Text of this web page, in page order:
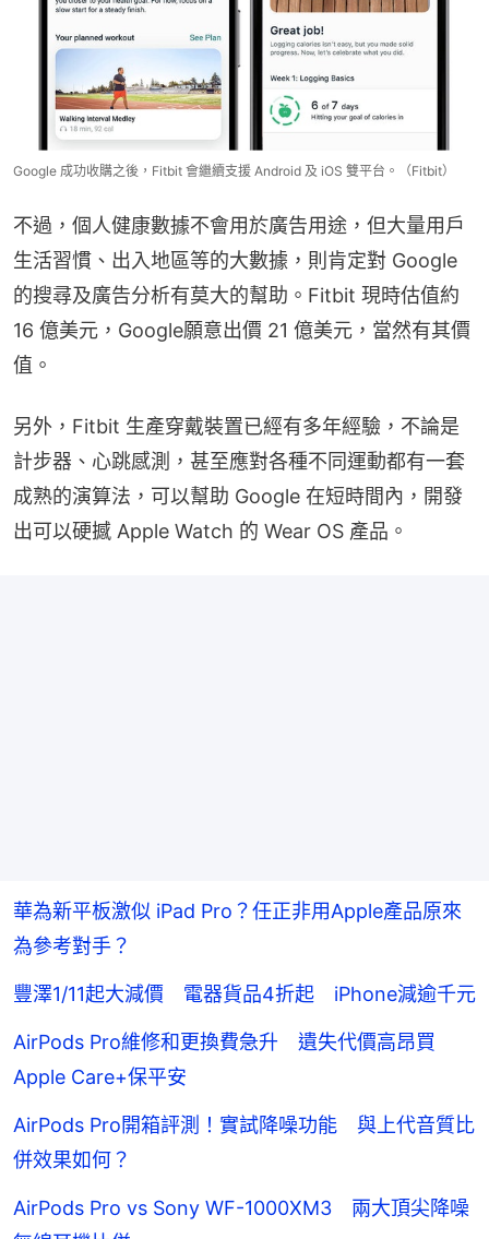
Google 成功收購之後，Fitbit 會繼續支援 Android 及 iOS 雙平台。（Fitbit）
不過，個人健康數據不會用於廣告用途，但大量用戶
生活習慣、出入地區等的大數據，則肯定對 Google
的搜尋及廣告分析有莫大的幫助。Fitbit 現時估值約
16 億美元，Google願意出價 21 億美元，當然有其價
值。
另外，Fitbit 生產穿戴裝置已經有多年經驗，不論是
計步器、心跳感測，甚至應對各種不同運動都有一套
成熟的演算法，可以幫助 Google 在短時間內，開發
出可以硬撼 Apple Watch 的 Wear OS 產品。
華為新平板激似 iPad Pro？任正非用Apple產品原來
為參考對手？
豐澤1/11起大減價 電器貨品4折起 iPhone減逾千元
AirPods Pro維修和更換費急升 遺失代價高昂買
Apple Care+保平安
AirPods Pro開箱評測！實試降噪功能 與上代音質比
併效果如何？
AirPods Pro vs Sony WF-1000XM3 兩大頂尖降噪